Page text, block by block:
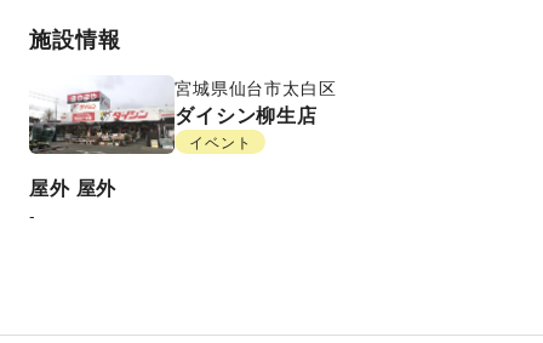
施設情報
宮城県仙台市太白区
ダイシン柳生店
イベント
屋外 屋外
-